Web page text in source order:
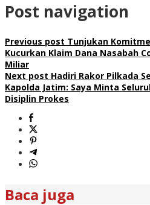
Post navigation
Previous post Tunjukan
Kucurkan Klaim Dana Nasabah
Miliar
Next post Hadiri Rakor Pilkada
Kapolda Jatim: Saya Minta
Disiplin Prokes
Baca juga